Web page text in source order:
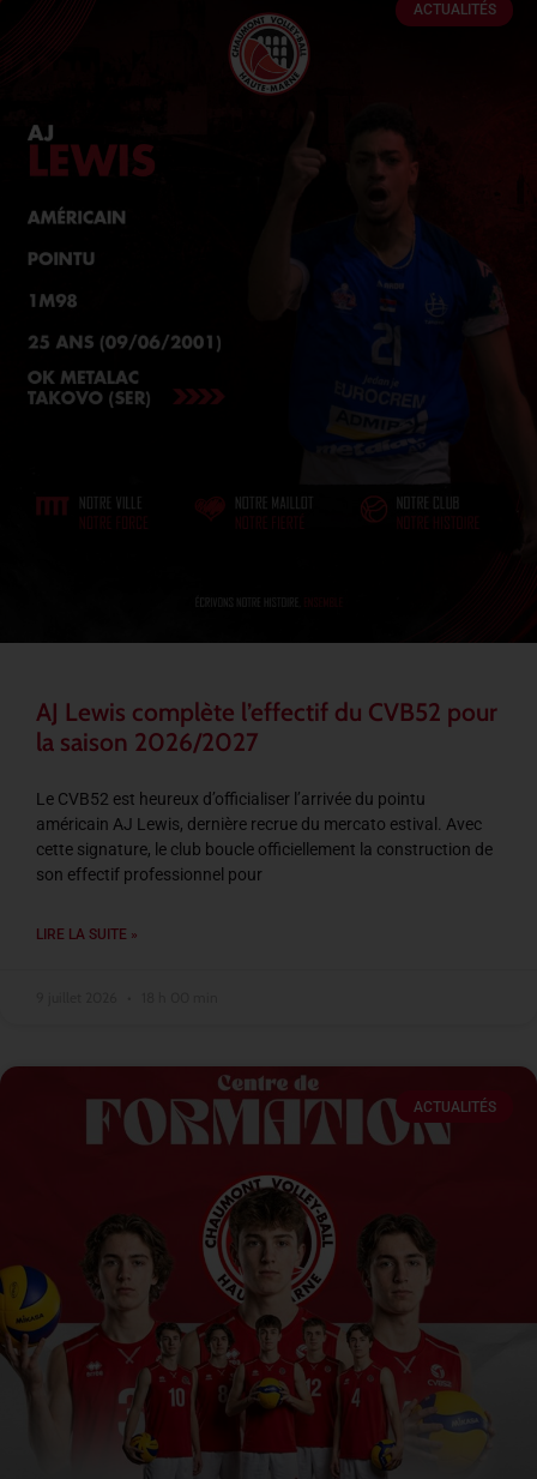
ACTUALITÉS
AJ Lewis complète l’effectif du CVB52 pour
la saison 2026/2027
Le CVB52 est heureux d’officialiser l’arrivée du pointu
américain AJ Lewis, dernière recrue du mercato estival. Avec
cette signature, le club boucle officiellement la construction de
son effectif professionnel pour
LIRE LA SUITE »
ACTUALITÉS